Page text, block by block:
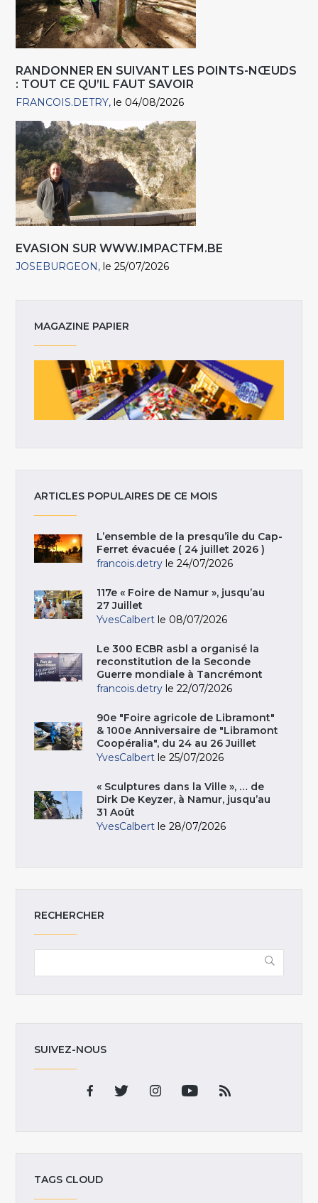
RANDONNER EN SUIVANT LES POINTS-NŒUDS
: TOUT CE QU’IL FAUT SAVOIR
FRANCOIS.DETRY le 04/08/2026
EVASION SUR WWW.IMPACTFM.BE
JOSEBURGEON le 25/07/2026
MAGAZINE PAPIER
ARTICLES POPULAIRES DE CE MOIS
L’ensemble de la presqu’île du Cap-
Ferret évacuée ( 24 juillet 2026 )
francois.detry le 24/07/2026
117e « Foire de Namur », jusqu’au
27 Juillet
YvesCalbert le 08/07/2026
Le 300 ECBR asbl a organisé la
reconstitution de la Seconde
Guerre mondiale à Tancrémont
francois.detry le 22/07/2026
90e "Foire agricole de Libramont"
& 100e Anniversaire de "Libramont
Coopéralia", du 24 au 26 Juillet
YvesCalbert le 25/07/2026
« Sculptures dans la Ville », … de
Dirk De Keyzer, à Namur, jusqu’au
31 Août
YvesCalbert le 28/07/2026
RECHERCHER
SUIVEZ-NOUS
TAGS CLOUD